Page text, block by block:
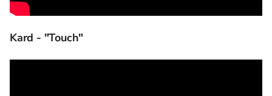
Kard - "Touch"